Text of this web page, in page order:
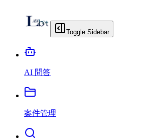
Toggle Sidebar
AI 問答
案件管理